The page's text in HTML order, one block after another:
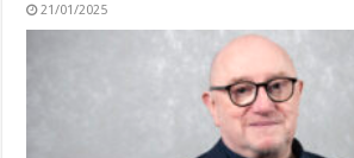
21/01/2025